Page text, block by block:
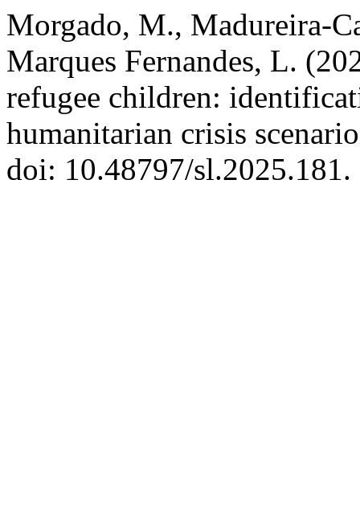
Morgado, M., Madureira-
Marques Fernandes, L.
refugee children:
humanitarian crisis
doi: 10.48797/sl.2025.181.